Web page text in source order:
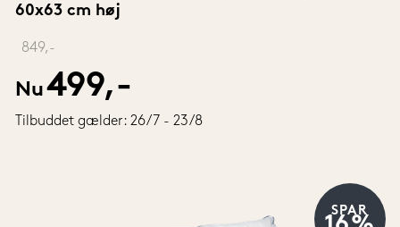
60x63 cm høj
849,-
Nu499,-
Tilbuddet gælder: 26/7 - 23/8
SPAR